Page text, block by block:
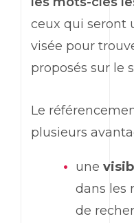
ceux qui seront
visée pour
proposés sur le
Le
plusieurs
une
dans les
de